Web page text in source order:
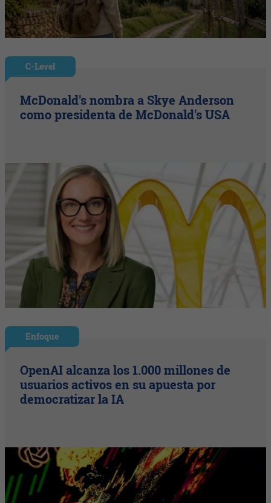
C-Level
McDonald's nombra a Skye Anderson
como presidenta de McDonald's USA
Enfoque
OpenAI alcanza los 1.000 millones de
usuarios activos en su apuesta por
democratizar la IA